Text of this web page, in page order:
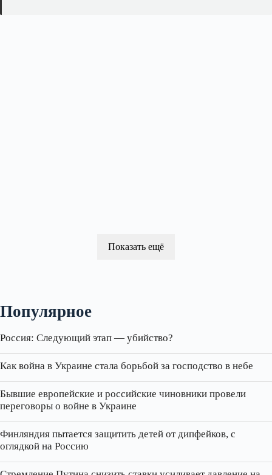
Показать ещё
Популярное
Россия: Следующий этап — убийство?
Как война в Украине стала борьбой за господство в небе
Бывшие европейские и российские чиновники провели
переговоры о войне в Украине
Финляндия пытается защитить детей от дипфейков, с
оглядкой на Россию